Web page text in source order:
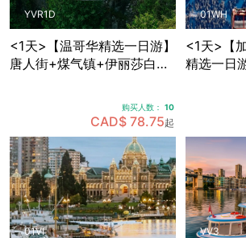
YVR1D
<1天>【温哥华精选一日游】
唐人街+煤气镇+伊丽莎白女
可体验飞越加拿大4D模拟飞
行 (天天出发)
购买人数： 10
CAD$ 78.75起
01WH
<1天>【
精选一日
湾·伐木
发)
01VI VV3